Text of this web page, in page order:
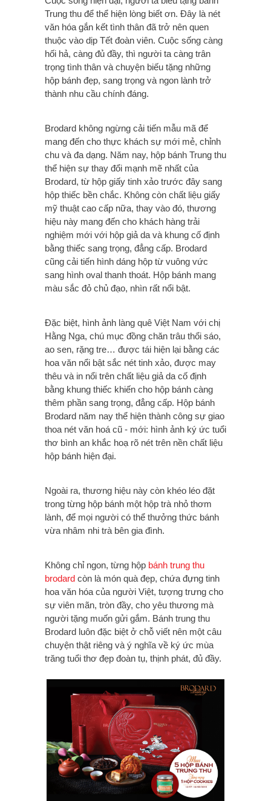
Trung thu để thể hiện lòng biết ơn. Đây là nét
văn hóa gắn kết tình thân đã trở nên quen
thuộc vào dịp Tết đoàn viên. Cuộc sống càng
hối hả, càng đủ đầy, thì người ta càng trân
trọng tình thân và chuyện biếu tặng những
hộp bánh đẹp, sang trọng và ngon lành trở
thành nhu cầu chính đáng.
Brodard không ngừng cải tiến mẫu mã để
mang đến cho thực khách sự mới mẻ, chỉnh
chu và đa dạng. Năm nay, hộp bánh Trung thu
thể hiện sự thay đổi mạnh mẽ nhất của
Brodard, từ hộp giấy tinh xảo trước đây sang
hộp thiếc bền chắc. Không còn chất liệu giấy
mỹ thuật cao cấp nữa, thay vào đó, thương
hiệu này mang đến cho khách hàng trải
nghiệm mới với hộp giả da và khung cố định
bằng thiếc sang trọng, đẳng cấp. Brodard
cũng cải tiến hình dáng hộp từ vuông vức
sang hình oval thanh thoát. Hộp bánh mang
màu sắc đỏ chủ đạo, nhìn rất nổi bật.
Đặc biệt, hình ảnh làng quê Việt Nam với chị
Hằng Nga, chú mục đồng chăn trâu thổi sáo,
ao sen, rặng tre… được tái hiện lại bằng các
hoa văn nổi bật sắc nét tinh xảo, được may
thêu và in nổi trên chất liệu giả da cố định
bằng khung thiếc khiến cho hộp bánh càng
thêm phần sang trọng, đẳng cấp. Hộp bánh
Brodard năm nay thể hiện thành công sự giao
thoa nét văn hoá cũ - mới: hình ảnh ký ức tuổi
thơ bình an khắc hoạ rõ nét trên nền chất liệu
hộp bánh hiện đại.
Ngoài ra, thương hiệu này còn khéo léo đặt
trong từng hộp bánh một hộp trà nhỏ thơm
lành, để mọi người có thể thưởng thức bánh
vừa nhâm nhi trà bên gia đình.
Không chỉ ngon, từng hộp bánh trung thu
brodard còn là món quà đẹp, chứa đựng tinh
hoa văn hóa của người Việt, tượng trưng cho
sự viên mãn, tròn đầy, cho yêu thương mà
người tặng muốn gửi gắm. Bánh trung thu
Brodard luôn đặc biệt ở chỗ viết nên một câu
chuyện thật riêng và ý nghĩa về ký ức mùa
trăng tuổi thơ đẹp đoàn tụ, thịnh phát, đủ đầy.